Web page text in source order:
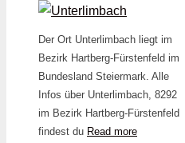
Der Ort Unterlimbach liegt im
Bezirk Hartberg-Fürstenfeld im
Bundesland Steiermark. Alle
Infos über Unterlimbach, 8292
im Bezirk Hartberg-Fürstenfeld
findest du Read more